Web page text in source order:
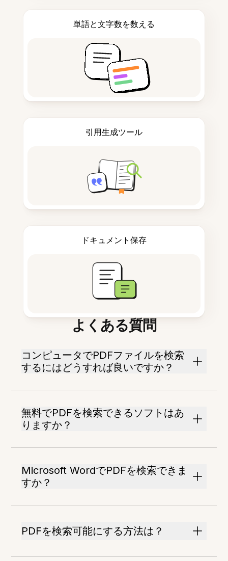
単語と文字数を数える
引用生成ツール
ドキュメント保存
よくある質問
コンピュータでPDFファイルを検索
するにはどうすれば良いですか？
無料でPDFを検索できるソフトはあ
りますか？
Microsoft WordでPDFを検索できま
すか？
PDFを検索可能にする方法は？